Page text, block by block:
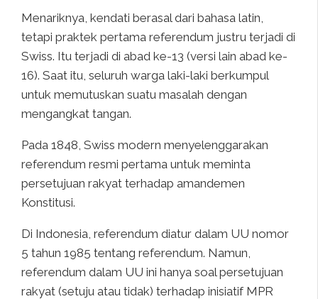
Menariknya, kendati berasal dari bahasa latin,
tetapi praktek pertama referendum justru terjadi di
Swiss. Itu terjadi di abad ke-13 (versi lain abad ke-
16). Saat itu, seluruh warga laki-laki berkumpul
untuk memutuskan suatu masalah dengan
mengangkat tangan.
Pada 1848, Swiss modern menyelenggarakan
referendum resmi pertama untuk meminta
persetujuan rakyat terhadap amandemen
Konstitusi.
Di Indonesia, referendum diatur dalam UU nomor
5 tahun 1985 tentang referendum. Namun,
referendum dalam UU ini hanya soal persetujuan
rakyat (setuju atau tidak) terhadap inisiatif MPR